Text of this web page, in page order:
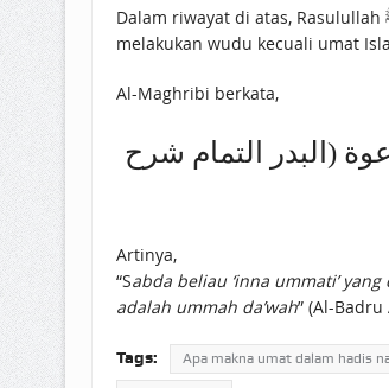
Dalam riwayat di atas, Rasulullah ﷺ menyebut bahwa nanti di akhirat ada umatnya yang memilihi wajah, tangan dan kaki bersinar karena wudu. Tidak ada yang
melakukan wudu kecuali umat
Al-Maghribi berkata,
(البدر التمام شرح
Artinya,
“Sabda beliau ‘inna ummati’
adalah ummah da’wah” (Al-
Tags: Apa makna umat dalam hadis